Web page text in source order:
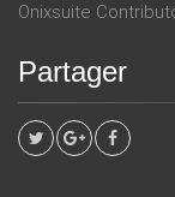
Onixsuite
Partager